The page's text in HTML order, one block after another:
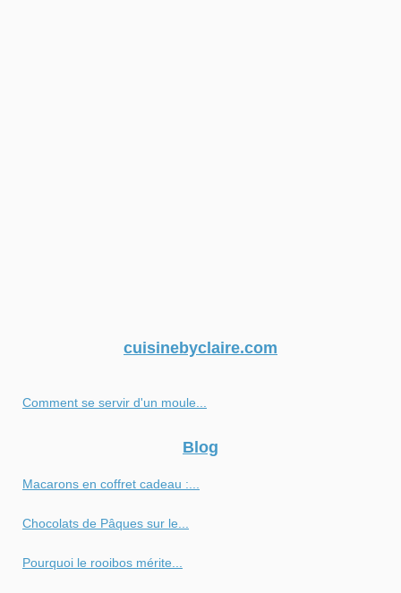
cuisinebyclaire.com
Comment se servir d'un moule...
Blog
Macarons en coffret cadeau :...
Chocolats de Pâques sur le...
Pourquoi le rooibos mérite...